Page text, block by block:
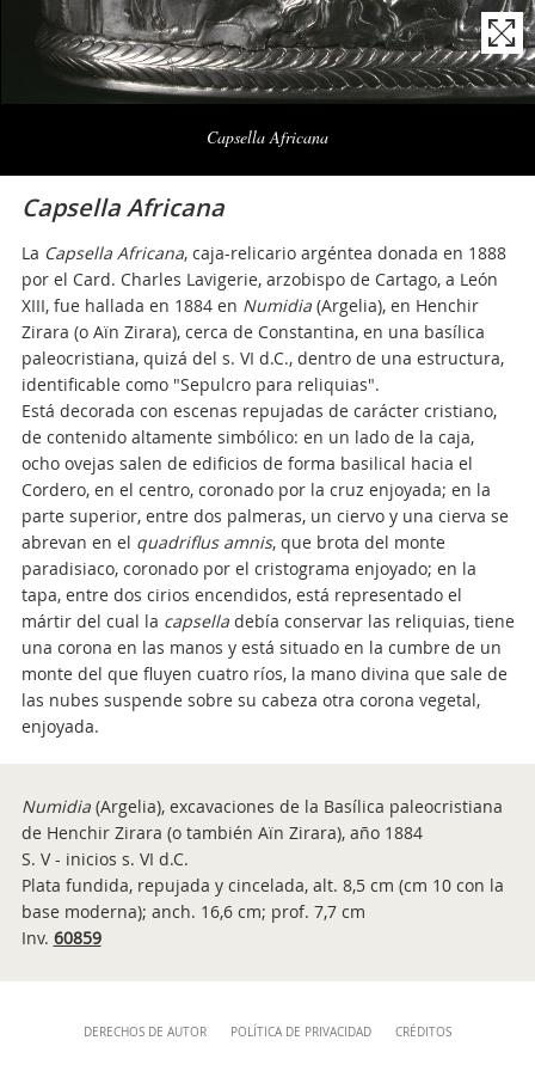
Capsella Africana
Naviga
Capsella Africana
La Capsella Africana, caja-relicario argéntea donada en 1888
por el Card. Charles Lavigerie, arzobispo de Cartago, a León
XIII, fue hallada en 1884 en Numidia(Argelia), en Henchir
Zirara (o Aïn Zirara), cerca de Constantina, en una basílica
paleocristiana, quizá del s. VI d.C., dentro de una estructura,
identificable como "Sepulcro para reliquias".
Está decorada con escenas repujadas de carácter cristiano,
de contenido altamente simbólico: en un lado de la caja,
ocho ovejas salen de edificios de forma basilical hacia el
Cordero, en el centro, coronado por la cruz enjoyada; en la
parte superior, entre dos palmeras, un ciervo y una cierva se
abrevan en el quadriflus amnis, que brota del monte
paradisiaco, coronado por el cristograma enjoyado; en la
tapa, entre dos cirios encendidos, está representado el
mártir del cual la capselladebía conservar las reliquias, tiene
una corona en las manos y está situado en la cumbre de un
monte del que fluyen cuatro ríos, la mano divina que sale de
las nubes suspende sobre su cabeza otra corona vegetal,
enjoyada.
Numidia(Argelia), excavaciones de la Basílica paleocristiana
de Henchir Zirara (o también Aïn Zirara), año 1884
S. V - inicios s. VI d.C.
Plata fundida, repujada y cincelada, alt. 8,5 cm (cm 10 con la
base moderna); anch. 16,6 cm; prof. 7,7 cm
Inv. 60859
ContentDERECHOS DE AUTOR POLÍTICA DE PRIVACIDAD CRÉDITOS